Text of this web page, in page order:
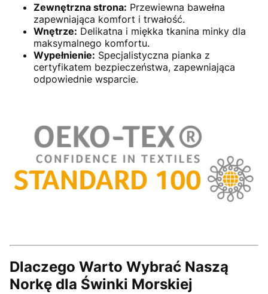
Zewnętrzna strona: Przewiewna bawełna
zapewniająca komfort i trwałość.
Wnętrze: Delikatna i miękka tkanina minky dla
maksymalnego komfortu.
Wypełnienie: Specjalistyczna pianka z
certyfikatem bezpieczeństwa, zapewniająca
odpowiednie wsparcie.
Dlaczego Warto Wybrać Naszą
Norkę dla Świnki Morskiej